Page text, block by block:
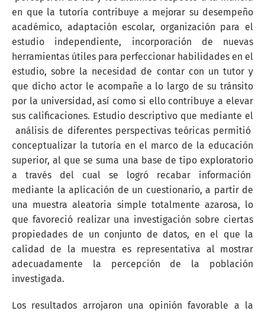
en que la tutoría contribuye a mejorar su desempeño
académico, adaptación escolar, organización para el
estudio independiente, incorporación de nuevas
herramientas útiles para perfeccionar habilidades en el
estudio, sobre la necesidad de contar con un tutor y
que dicho actor le acompañe a lo largo de su tránsito
por la universidad, así como si ello contribuye a elevar
sus calificaciones. Estudio descriptivo que mediante el
análisis de diferentes perspectivas teóricas permitió
conceptualizar la tutoría en el marco de la educación
superior, al que se suma una base de tipo exploratorio
a través del cual se logró recabar información
mediante la aplicación de un cuestionario, a partir de
una muestra aleatoria simple totalmente azarosa, lo
que favoreció realizar una investigación sobre ciertas
propiedades de un conjunto de datos, en el que la
calidad de la muestra es representativa al mostrar
adecuadamente la percepción de la población
investigada.
Los resultados arrojaron una opinión favorable a la